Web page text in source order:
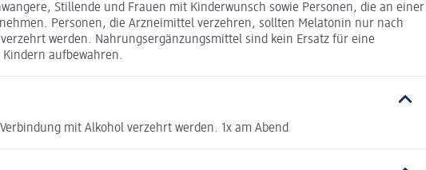
Stillende und Frauen mit Kinderwunsch sowie Personen, die an einer
Personen, die Arzneimittel verzehren, sollten Melatonin nur nach
werden. Nahrungsergänzungsmittel sind kein Ersatz für eine
aufbewahren.
mit Alkohol verzehrt werden. 1x am Abend